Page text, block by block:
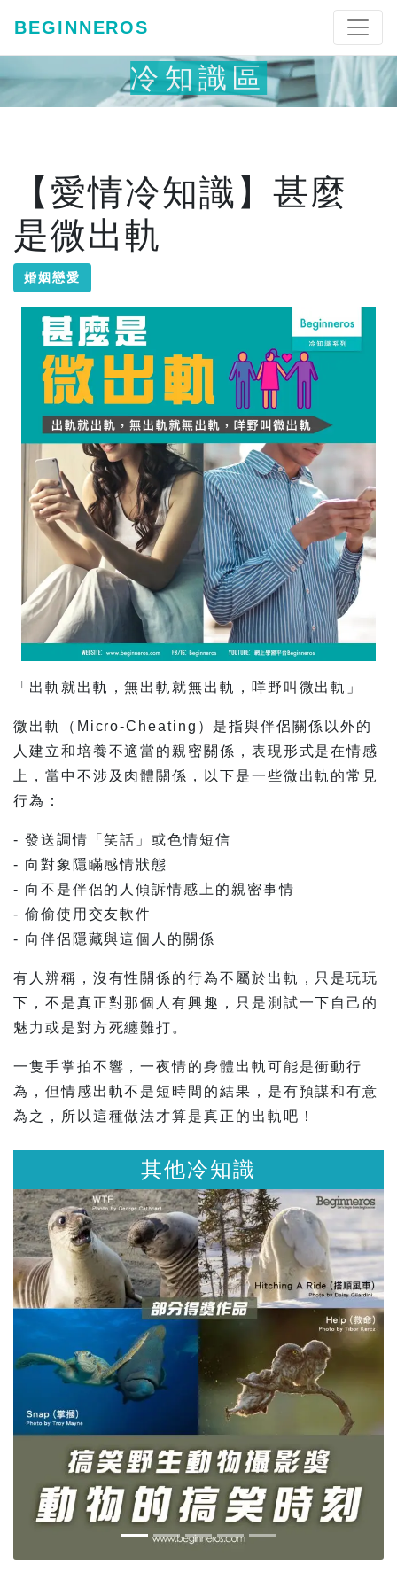
BEGINNEROS
冷知識區
【愛情冷知識】甚麼
是微出軌
婚姻戀愛
「出軌就出軌，無出軌就無出軌，咩野叫微出軌」
微出軌（Micro-Cheating）是指與伴侶關係以外的
人建立和培養不適當的親密關係，表現形式是在情感
上，當中不涉及肉體關係，以下是一些微出軌的常見
行為：
- 發送調情「笑話」或色情短信
- 向對象隱瞞感情狀態
- 向不是伴侶的人傾訴情感上的親密事情
- 偷偷使用交友軟件
- 向伴侶隱藏與這個人的關係
有人辨稱，沒有性關係的行為不屬於出軌，只是玩玩
下，不是真正對那個人有興趣，只是測試一下自己的
魅力或是對方死纏難打。
一隻手掌拍不響，一夜情的身體出軌可能是衝動行
為，但情感出軌不是短時間的結果，是有預謀和有意
為之，所以這種做法才算是真正的出軌吧！